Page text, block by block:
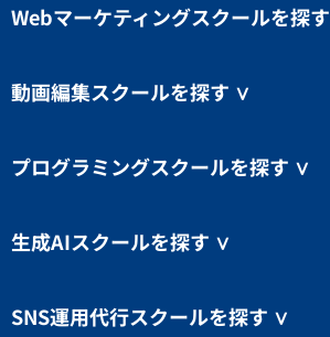
Webマーケティングスクールを探す
動画編集スクールを探す ∨
プログラミングスクールを探す ∨
生成AIスクールを探す ∨
SNS運用代行スクールを探す ∨